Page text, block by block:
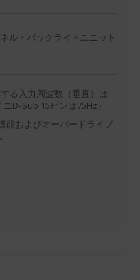
ル・バックライトユニット
る入力周波数（垂直）は
D-Sub 15ピンは75Hz）
能およびオーバードライブ